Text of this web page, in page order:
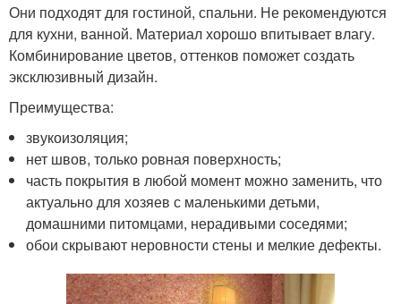
Они подходят для гостиной, спальни. Не рекомендуются
для кухни, ванной. Материал хорошо впитывает влагу.
Комбинирование цветов, оттенков поможет создать
эксклюзивный дизайн.
Преимущества:
звукоизоляция;
нет швов, только ровная поверхность;
часть покрытия в любой момент можно заменить, что
актуально для хозяев с маленькими детьми,
домашними питомцами, нерадивыми соседями;
обои скрывают неровности стены и мелкие дефекты.